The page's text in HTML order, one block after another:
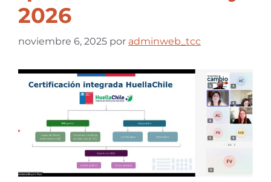
2026
noviembre 6, 2025 por adminweb_tcc